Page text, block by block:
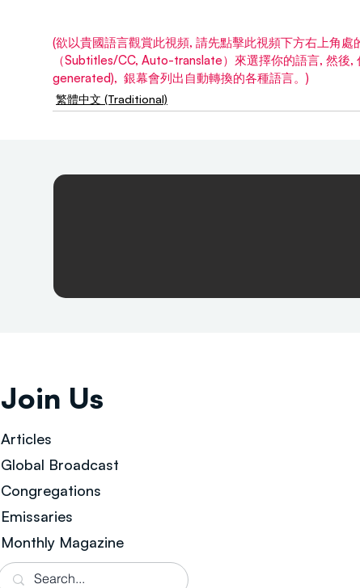
(欲以貴國語言觀賞此視頻, 請先點擊此視頻下方右上角
（Subtitles/CC, Auto-translate）來選擇你的語言, 然後
generated),  銀幕會列出自動轉換的各種語言。)
繁體中文 (Traditional)
Join Us
Articles
Global Broadcast
Congregations
Emissaries
Monthly Magazine